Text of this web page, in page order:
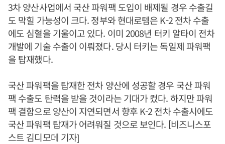
3차 양산사업에서 국산 파워팩 도입이 배제될 경우 수출길
도 막힐 가능성이 크다. 정부와 현대로템은 K-2 전차 수출
에도 심혈을 기울이고 있다. 이미 2008년 터키 알타이 전차
개발에 기술 수출이 이뤄졌다. 당시 터키는 독일제 파워팩
을 탑재했다.
국산 파워팩을 탑재한 전차 양산에 성공할 경우 국산 파워
팩 수출도 탄력을 받을 것이라는 기대가 컸다. 하지만 파워
팩 결함으로 양산이 지연되면서 향후 K-2 전차 수출시에도
국산 파워팩 탑재가 어려워질 것으로 보인다. [비즈니스포
스트 김디모데 기자]